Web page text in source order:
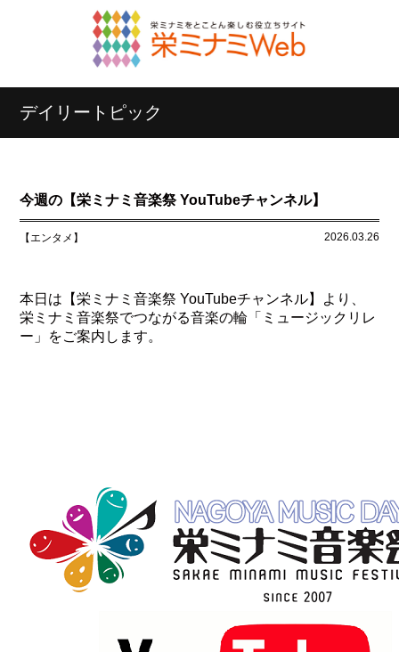
デイリートピック
今週の【栄ミナミ音楽祭 YouTubeチャンネル】
【エンタメ】 2026.03.26
本日は【栄ミナミ音楽祭 YouTubeチャンネル】より、
栄ミナミ音楽祭でつながる音楽の輪「ミュージックリレ
ー」をご案内します。